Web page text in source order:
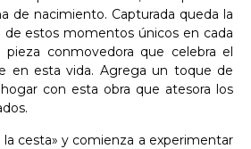
de nacimiento. Capturada queda la
de estos momentos únicos en cada
pieza conmovedora que celebra el
en esta vida. Agrega un toque de
con esta obra que atesora los
la cesta» y comienza a experimentar